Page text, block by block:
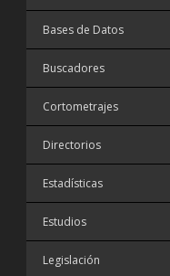
Bases de Datos
Buscadores
Cortometrajes
Directorios
Estadísticas
Estudios
Legislación